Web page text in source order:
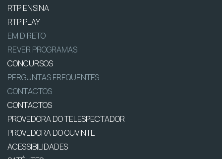
RTP ENSINA
RTP PLAY
EM DIRETO
REVER PROGRAMAS
CONCURSOS
PERGUNTAS FREQUENTES
CONTACTOS
CONTACTOS
PROVEDORA DO TELESPECTADOR
PROVEDORA DO OUVINTE
ACESSIBILIDADES